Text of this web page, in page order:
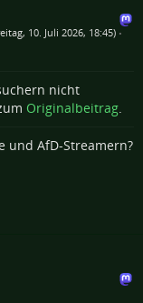
10. Juli 2026, 18:45) •
nicht
Originalbeitrag.
und AfD-Streamern?